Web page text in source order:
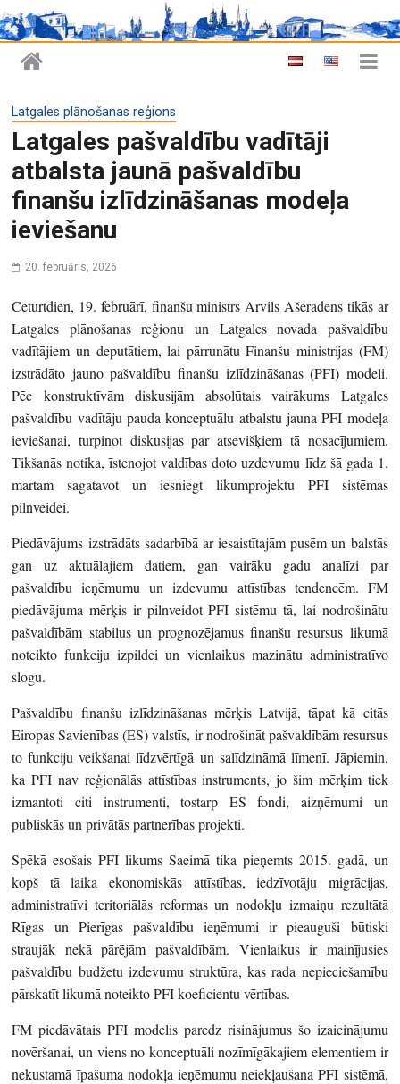
Latgales plānošanas reģions
Latgales pašvaldību vadītāji
atbalsta jaunā pašvaldību
finanšu izlīdzināšanas modeļa
ieviešanu
20. februāris, 2026
Ceturtdien, 19. februārī, finanšu ministrs Arvils Ašeradens tikās ar
Latgales plānošanas reģionu un Latgales novada pašvaldību
vadītājiem un deputātiem, lai pārrunātu Finanšu ministrijas (FM)
izstrādāto jauno pašvaldību finanšu izlīdzināšanas (PFI) modeli.
Pēc konstruktīvām diskusijām absolūtais vairākums Latgales
pašvaldību vadītāju pauda konceptuālu atbalstu jauna PFI modeļa
ieviešanai, turpinot diskusijas par atsevišķiem tā nosacījumiem.
Tikšanās notika, īstenojot valdības doto uzdevumu līdz šā gada 1.
martam sagatavot un iesniegt likumprojektu PFI sistēmas
pilnveidei.
Piedāvājums izstrādāts sadarbībā ar iesaistītajām pusēm un balstās
gan uz aktuālajiem datiem, gan vairāku gadu analīzi par
pašvaldību ieņēmumu un izdevumu attīstības tendencēm. FM
piedāvājuma mērķis ir pilnveidot PFI sistēmu tā, lai nodrošinātu
pašvaldībām stabilus un prognozējamus finanšu resursus likumā
noteikto funkciju izpildei un vienlaikus mazinātu administratīvo
slogu.
Pašvaldību finanšu izlīdzināšanas mērķis Latvijā, tāpat kā citās
Eiropas Savienības (ES) valstīs, ir nodrošināt pašvaldībām resursus
to funkciju veikšanai līdzvērtīgā un salīdzināmā līmenī. Jāpiemin,
ka PFI nav reģionālās attīstības instruments, jo šim mērķim tiek
izmantoti citi instrumenti, tostarp ES fondi, aizņēmumi un
publiskās un privātās partnerības projekti.
Spēkā esošais PFI likums Saeimā tika pieņemts 2015. gadā, un
kopš tā laika ekonomiskās attīstības, iedzīvotāju migrācijas,
administratīvi teritoriālās reformas un nodokļu izmaiņu rezultātā
Rīgas un Pierīgas pašvaldību ieņēmumi ir pieauguši būtiski
straujāk nekā pārējām pašvaldībām. Vienlaikus ir mainījusies
pašvaldību budžetu izdevumu struktūra, kas rada nepieciešamību
pārskatīt likumā noteikto PFI koeficientu vērtības.
FM piedāvātais PFI modelis paredz risinājumus šo izaicinājumu
novēršanai, un viens no konceptuāli nozīmīgākajiem elementiem ir
nekustamā īpašuma nodokļa ieņēmumu neiekļaušana PFI sistēmā,